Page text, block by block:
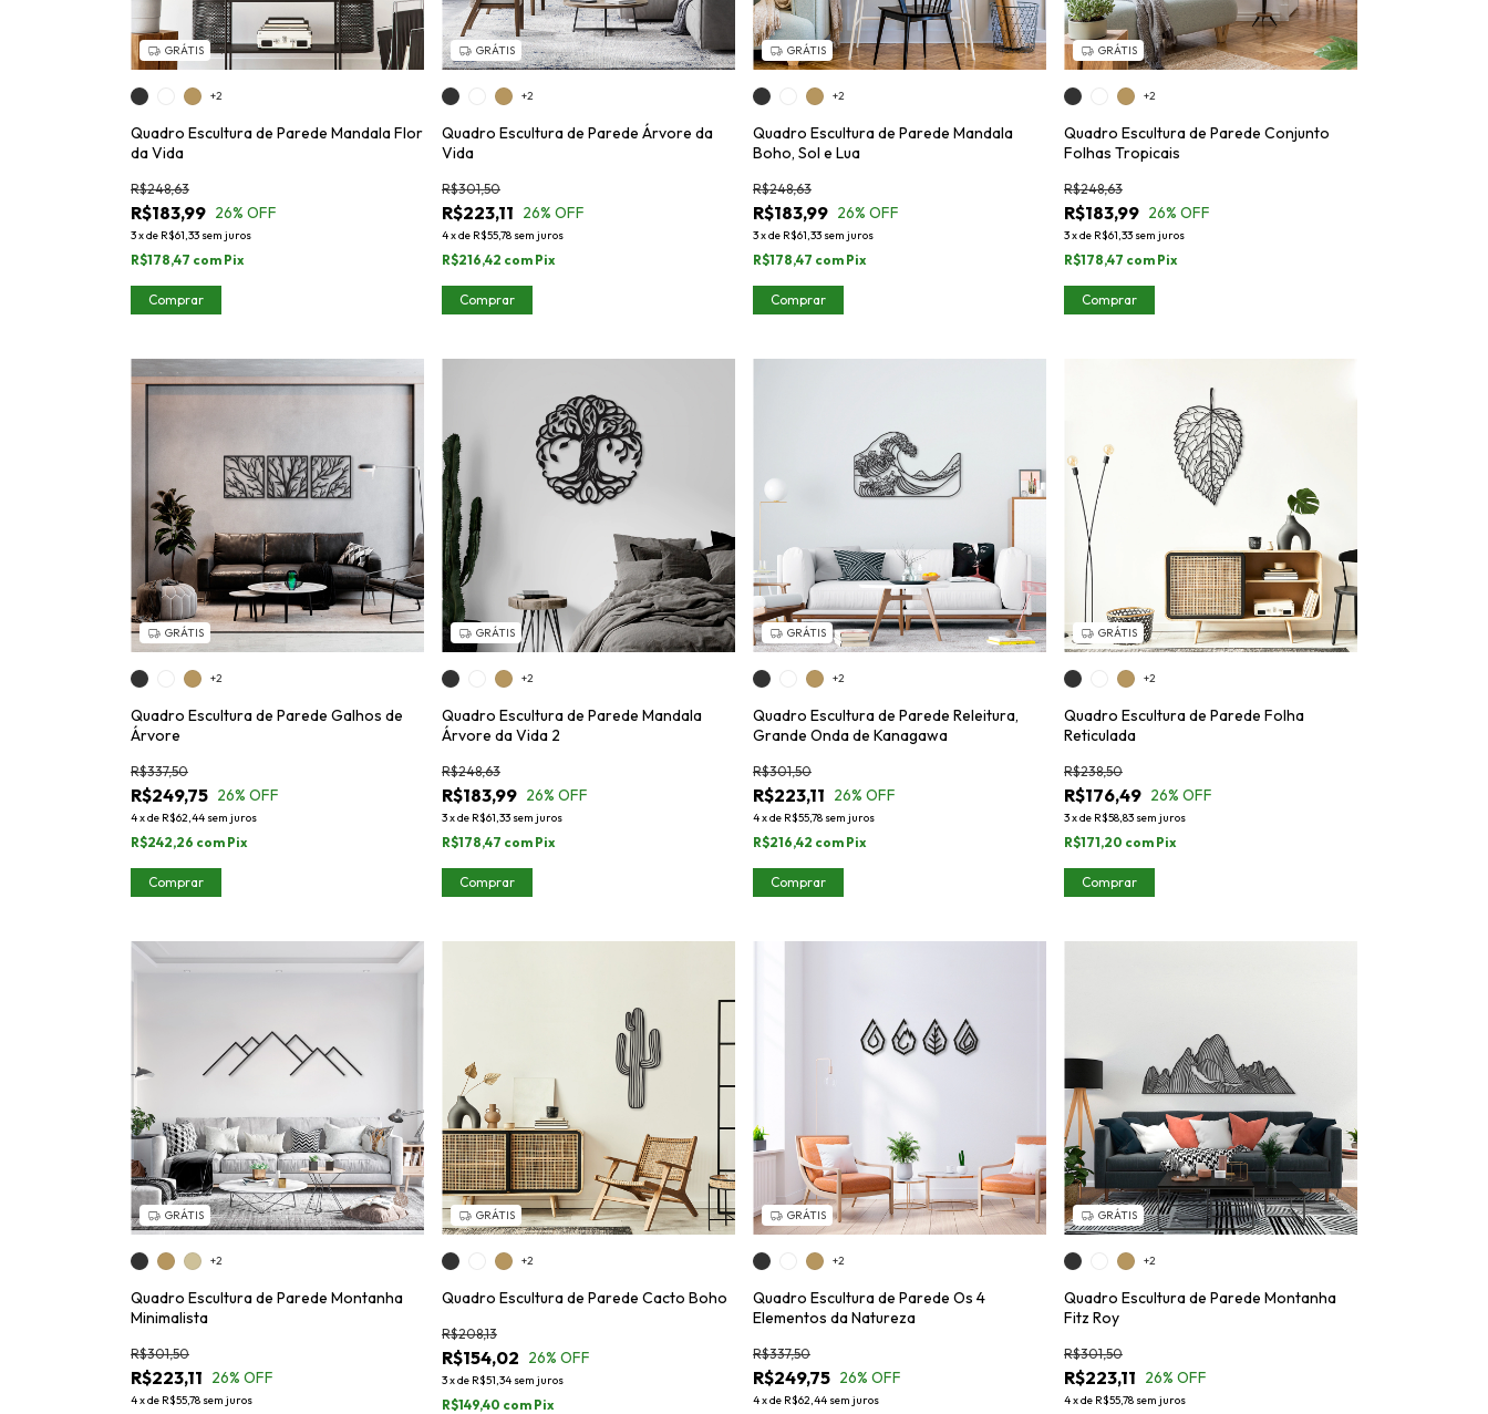
GRÁTIS
Quadro Escultura de Parede Mandala Flor
da Vida
R$183,99
R$248,63
26% OFF
3xde R$61,33 sem juros
R$178,47 com Pix
+2
Comprar
GRÁTIS
Quadro Escultura de Parede Árvore da
Vida
R$223,11
R$301,50
26% OFF
4xde R$55,78 sem juros
R$216,42 com Pix
+2
Comprar
GRÁTIS
Quadro Escultura de Parede Mandala
Boho, Sol e Lua
R$183,99
R$248,63
26% OFF
3xde R$61,33 sem juros
R$178,47 com Pix
+2
Comprar
GRÁTIS
Quadro Escultura de Parede Conjunto
Folhas Tropicais
R$183,99
R$248,63
26% OFF
3xde R$61,33 sem juros
R$178,47 com Pix
+2
Comprar
GRÁTIS
Quadro Escultura de Parede Galhos de
Árvore
R$249,75
R$337,50
26% OFF
4xde R$62,44 sem juros
R$242,26 com Pix
+2
Comprar
GRÁTIS
Quadro Escultura de Parede Mandala
Árvore da Vida 2
R$183,99
R$248,63
26% OFF
3xde R$61,33 sem juros
R$178,47 com Pix
+2
Comprar
GRÁTIS
Quadro Escultura de Parede Releitura,
Grande Onda de Kanagawa
R$223,11
R$301,50
26% OFF
4xde R$55,78 sem juros
R$216,42 com Pix
+2
Comprar
GRÁTIS
Quadro Escultura de Parede Folha
Reticulada
R$176,49
R$238,50
26% OFF
3xde R$58,83 sem juros
R$171,20 com Pix
+2
Comprar
GRÁTIS
Quadro Escultura de Parede Montanha
Minimalista
R$223,11
R$301,50
26% OFF
4xde R$55,78 sem juros
+2
GRÁTIS
Quadro Escultura de Parede Cacto Boho
R$154,02
R$208,13
26% OFF
3xde R$51,34 sem juros
R$149,40 com Pix
+2
GRÁTIS
Quadro Escultura de Parede Os 4
Elementos da Natureza
R$249,75
R$337,50
26% OFF
4xde R$62,44 sem juros
+2
GRÁTIS
Quadro Escultura de Parede Montanha
Fitz Roy
R$223,11
R$301,50
26% OFF
4xde R$55,78 sem juros
+2